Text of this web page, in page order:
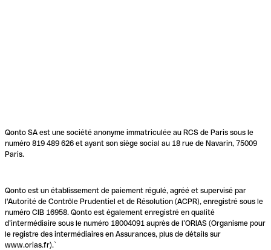
Qonto SA est une société anonyme immatriculée au RCS de Paris sous le
numéro 819 489 626 et ayant son siège social au 18 rue de Navarin, 75009
Paris.
Qonto est un établissement de paiement régulé, agréé et supervisé par
l'Autorité de Contrôle Prudentiel et de Résolution (ACPR), enregistré sous le
numéro CIB 16958. Qonto est également enregistré en qualité
d’intermédiaire sous le numéro 18004091 auprès de l’ORIAS (Organisme pour
le registre des intermédiaires en Assurances, plus de détails sur
www.orias.fr).`